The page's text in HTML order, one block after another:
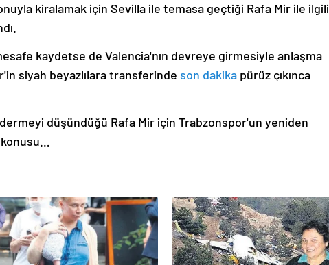
kiralamak için Sevilla ile temasa geçtiği Rafa Mir ile ilgili
kaydetse de Valencia'nın devreye girmesiyle anlaşma
siyah beyazlılara transferinde son dakika pürüz çıkınca
düşündüğü Rafa Mir için Trabzonspor'un yeniden
konusu…